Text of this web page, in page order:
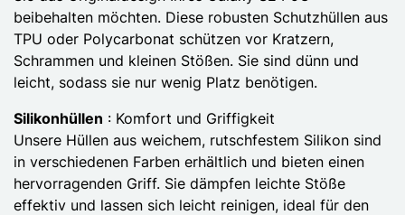
beibehalten möchten. Diese robusten Schutzhüllen aus
TPU oder Polycarbonat schützen vor Kratzern,
Schrammen und kleinen Stößen. Sie sind dünn und
leicht, sodass sie nur wenig Platz benötigen.
Silikonhüllen : Komfort und Griffigkeit
Unsere Hüllen aus weichem, rutschfestem Silikon sind
in verschiedenen Farben erhältlich und bieten einen
hervorragenden Griff. Sie dämpfen leichte Stöße
effektiv und lassen sich leicht reinigen, ideal für den